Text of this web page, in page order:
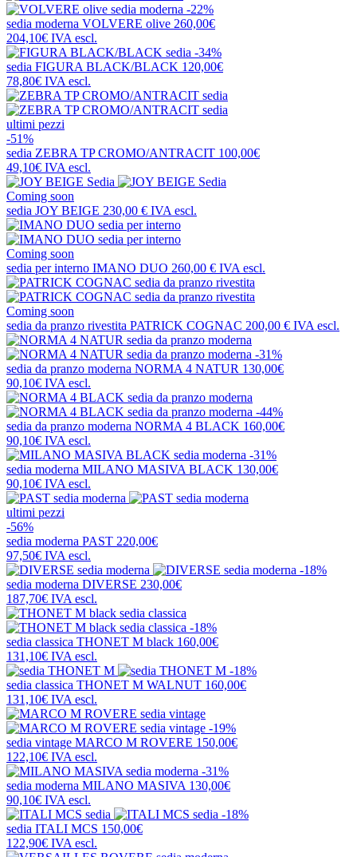
-22%
sedia moderna VOLVERE olive 260,00€
204,10€ IVA escl.
-34%
sedia FIGURA BLACK/BLACK 120,00€
78,80€ IVA escl.
ultimi pezzi
-51%
sedia ZEBRA TP CROMO/ANTRACIT 100,00€
49,10€ IVA escl.
Coming soon
sedia JOY BEIGE 230,00 € IVA escl.
Coming soon
sedia per interno IMANO DUO 260,00 € IVA escl.
Coming soon
sedia da pranzo rivestita PATRICK COGNAC 200,00 € IVA escl.
-31%
sedia da pranzo moderna NORMA 4 NATUR 130,00€
90,10€ IVA escl.
-44%
sedia da pranzo moderna NORMA 4 BLACK 160,00€
90,10€ IVA escl.
-31%
sedia moderna MILANO MASIVA BLACK 130,00€
90,10€ IVA escl.
ultimi pezzi
-56%
sedia moderna PAST 220,00€
97,50€ IVA escl.
-18%
sedia moderna DIVERSE 230,00€
187,70€ IVA escl.
-18%
sedia classica THONET M black 160,00€
131,10€ IVA escl.
-18%
sedia classica THONET M WALNUT 160,00€
131,10€ IVA escl.
-19%
sedia vintage MARCO M ROVERE 150,00€
122,10€ IVA escl.
-31%
sedia moderna MILANO MASIVA 130,00€
90,10€ IVA escl.
-18%
sedia ITALI MCS 150,00€
122,90€ IVA escl.